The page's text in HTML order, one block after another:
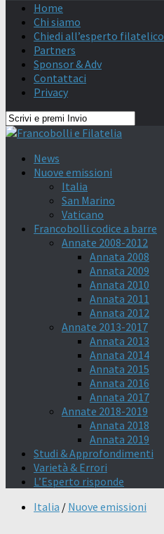
Home
Chi siamo
Chiedi all’esperto filatelico
Partners
Sponsor & Adv
Contattaci
Privacy
News
Nuove emissioni
Italia
San Marino
Vaticano
Francobolli codice a barre
Annate 2008-2012
Annata 2008
Annata 2009
Annata 2010
Annata 2011
Annata 2012
Annate 2013-2017
Annata 2013
Annata 2014
Annata 2015
Annata 2016
Annata 2017
Annate 2018-2019
Annata 2018
Annata 2019
Studi & Approfondimenti
Varietà & Errori
L’Esperto risponde
Italia / Nuove emissioni